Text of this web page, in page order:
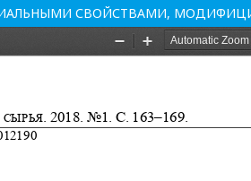
СВОЙСТВАМИ,